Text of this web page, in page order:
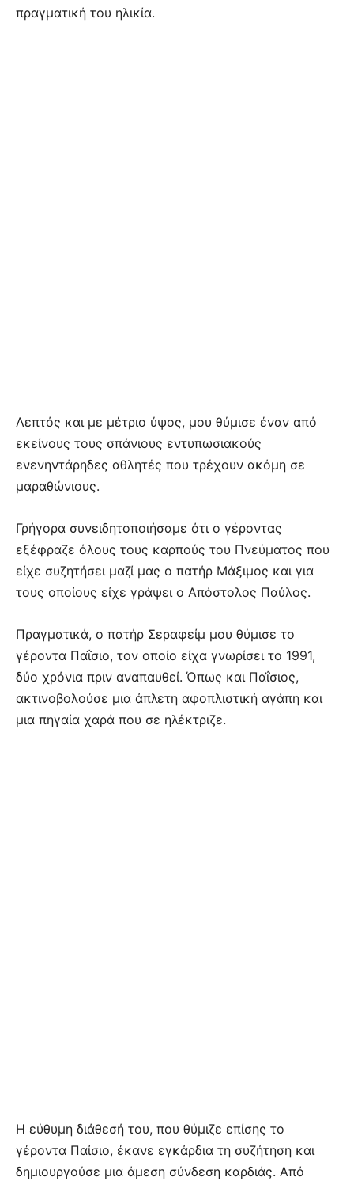
πραγματική του ηλικία.
Λεπτός και με μέτριο ύψος, μου θύμισε έναν από
εκείνους τους σπάνιους εντυπωσιακούς
ενενηντάρηδες αθλητές που τρέχουν ακόμη σε
μαραθώνιους.
Γρήγορα συνειδητοποιήσαμε ότι ο γέροντας
εξέφραζε όλους τους καρπούς του Πνεύματος που
είχε συζητήσει μαζί μας ο πατήρ Μάξιμος και για
τους οποίους είχε γράψει ο Απόστολος Παύλος.
Πραγματικά, ο πατήρ Σεραφείμ μου θύμισε το
γέροντα Παΐσιο, τον οποίο είχα γνωρίσει το 1991,
δύο χρόνια πριν αναπαυθεί. Όπως και Παΐσιος,
ακτινοβολούσε μια άπλετη αφοπλιστική αγάπη και
μια πηγαία χαρά που σε ηλέκτριζε.
Η εύθυμη διάθεσή του, που θύμιζε επίσης το
γέροντα Παίσιο, έκανε εγκάρδια τη συζήτηση και
δημιουργούσε μια άμεση σύνδεση καρδιάς. Από